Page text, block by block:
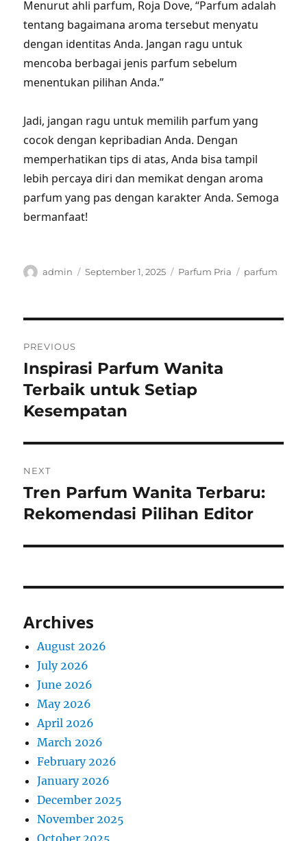
Menurut ahli parfum, Roja Dove, “Parfum adalah
tentang bagaimana aroma tersebut menyatu
dengan identitas Anda. Jangan ragu untuk
mencoba berbagai jenis parfum sebelum
menentukan pilihan Anda.”
Jadi, jangan ragu untuk memilih parfum yang
cocok dengan kepribadian Anda. Dengan
memperhatikan tips di atas, Anda bisa tampil
lebih percaya diri dan memikat dengan aroma
parfum yang pas dengan karakter Anda. Semoga
bermanfaat!
Author
admin
Posted
September 1, 2025 Categories
Parfum Pria Tags
parfum
navigation
PREVIOUS
Previous
post:
Inspirasi Parfum Wanita
Terbaik untuk Setiap
Kesempatan
NEXT
Next
post:
Tren Parfum Wanita Terbaru:
Rekomendasi Pilihan Editor
Archives
August 2026
July 2026
June 2026
May 2026
April 2026
March 2026
February 2026
January 2026
December 2025
November 2025